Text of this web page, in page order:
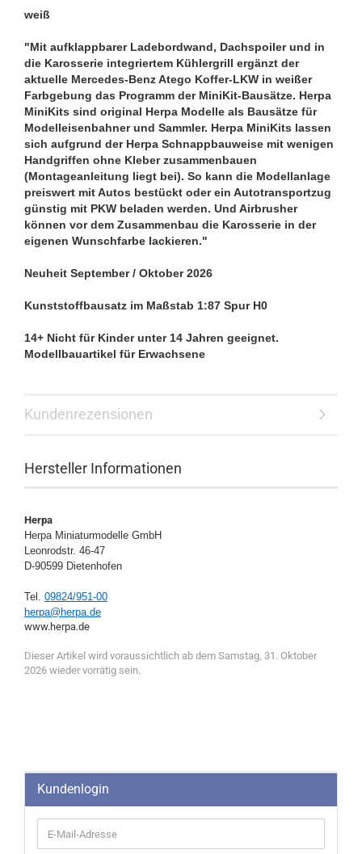
weiß
"Mit aufklappbarer Ladebordwand, Dachspoiler und in
die Karosserie integriertem Kühlergrill ergänzt der
aktuelle Mercedes-Benz Atego Koffer-LKW in weißer
Farbgebung das Programm der MiniKit-Bausätze. Herpa
MiniKits sind original Herpa Modelle als Bausätze für
Modelleisenbahner und Sammler. Herpa MiniKits lassen
sich aufgrund der Herpa Schnappbauweise mit wenigen
Handgriffen ohne Kleber zusammenbauen
(Montageanleitung liegt bei). So kann die Modellanlage
preiswert mit Autos bestückt oder ein Autotransportzug
günstig mit PKW beladen werden. Und Airbrusher
können vor dem Zusammenbau die Karosserie in der
eigenen Wunschfarbe lackieren."
Neuheit September / Oktober 2026
Kunststoffbausatz im Maßstab 1:87 Spur H0
14+ Nicht für Kinder unter 14 Jahren geeignet.
Modellbauartikel für Erwachsene
Kundenrezensionen
Hersteller Informationen
Herpa
Herpa Miniaturmodelle GmbH
Leonrodstr. 46-47
D-90599 Dietenhofen
Tel. 09824/951-00
herpa@herpa.de
​​​​​​​www.herpa.de
Dieser Artikel wird voraussichtlich ab dem Samstag, 31. Oktober
2026 wieder vorrätig sein.
Kundenlogin
E-
Mail-